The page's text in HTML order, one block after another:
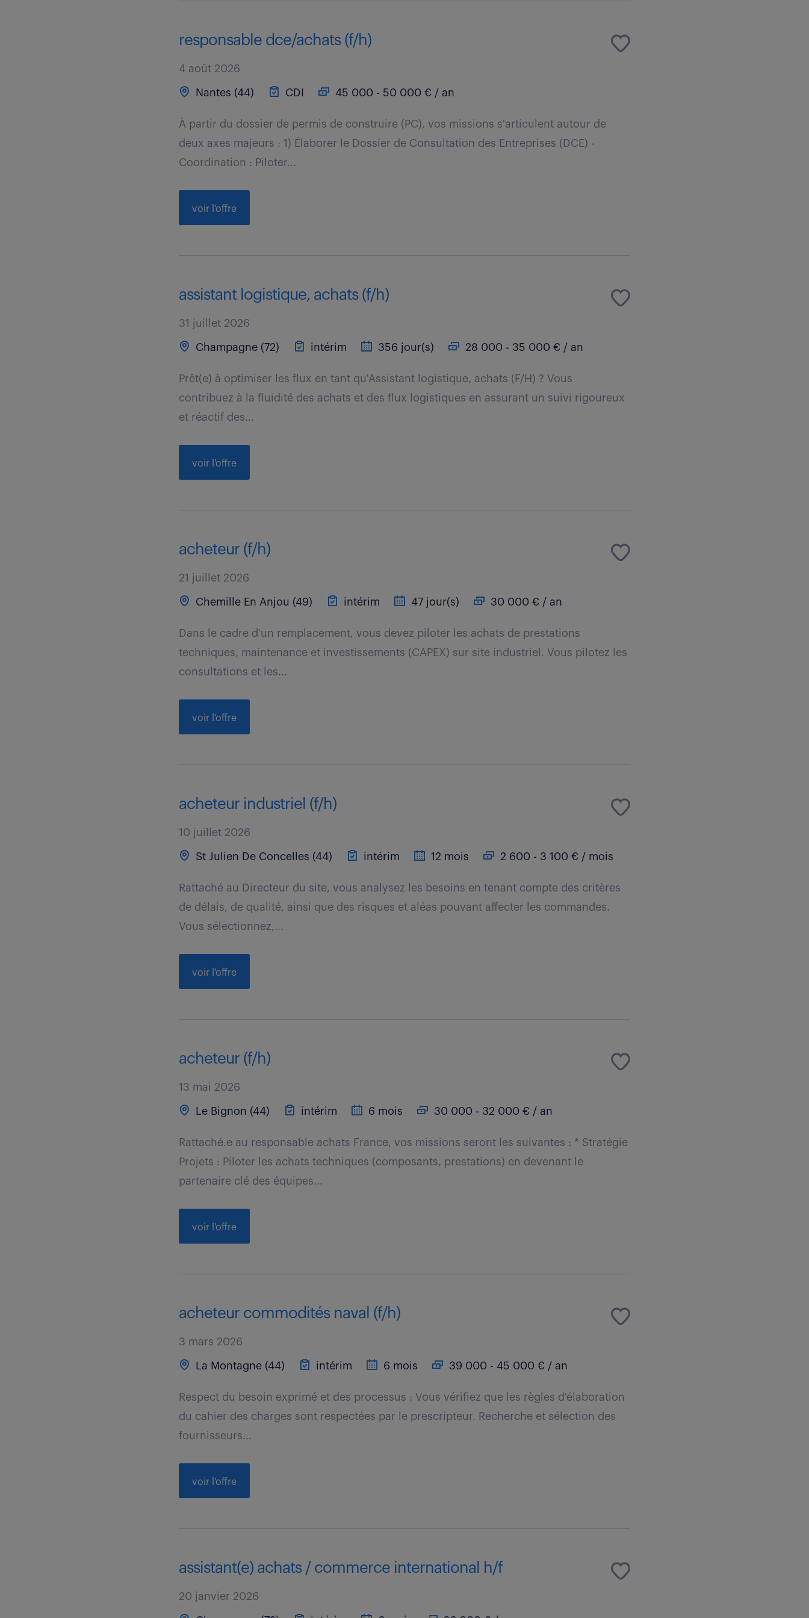
responsable dce/achats (f/h)
4 août 2026
Nantes (44) CDI 45 000 - 50 000 € / an
À partir du dossier de permis de construire (PC), vos missions s'articulent autour de
deux axes majeurs : 1) Élaborer le Dossier de Consultation des Entreprises (DCE) -
Coordination : Piloter...
voir l'offre
assistant logistique, achats (f/h)
31 juillet 2026
Champagne (72) intérim 356 jour(s) 28 000 - 35 000 € / an
Prêt(e) à optimiser les flux en tant qu'Assistant logistique, achats (F/H) ? Vous
contribuez à la fluidité des achats et des flux logistiques en assurant un suivi rigoureux
et réactif des...
voir l'offre
acheteur (f/h)
21 juillet 2026
Chemille En Anjou (49) intérim 47 jour(s) 30 000 € / an
Dans le cadre d'un remplacement, vous devez piloter les achats de prestations
techniques, maintenance et investissements (CAPEX) sur site industriel. Vous pilotez les
consultations et les...
voir l'offre
acheteur industriel (f/h)
10 juillet 2026
St Julien De Concelles (44) intérim 12 mois 2 600 - 3 100 € / mois
Rattaché au Directeur du site, vous analysez les besoins en tenant compte des critères
de délais, de qualité, ainsi que des risques et aléas pouvant affecter les commandes.
Vous sélectionnez,...
voir l'offre
acheteur (f/h)
13 mai 2026
Le Bignon (44) intérim 6 mois 30 000 - 32 000 € / an
Rattaché.e au responsable achats France, vos missions seront les suivantes : * Stratégie
Projets : Piloter les achats techniques (composants, prestations) en devenant le
partenaire clé des équipes...
voir l'offre
acheteur commodités naval (f/h)
3 mars 2026
La Montagne (44) intérim 6 mois 39 000 - 45 000 € / an
Respect du besoin exprimé et des processus : Vous vérifiez que les règles d'élaboration
du cahier des charges sont respectées par le prescripteur. Recherche et sélection des
fournisseurs...
voir l'offre
assistant(e) achats / commerce international h/f
20 janvier 2026